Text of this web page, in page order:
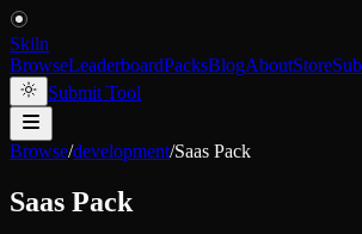
Skiln
BrowseLeaderboardPacksBlogAboutStore
Submit Tool
Browse/development/Saas Pack
Saas Pack